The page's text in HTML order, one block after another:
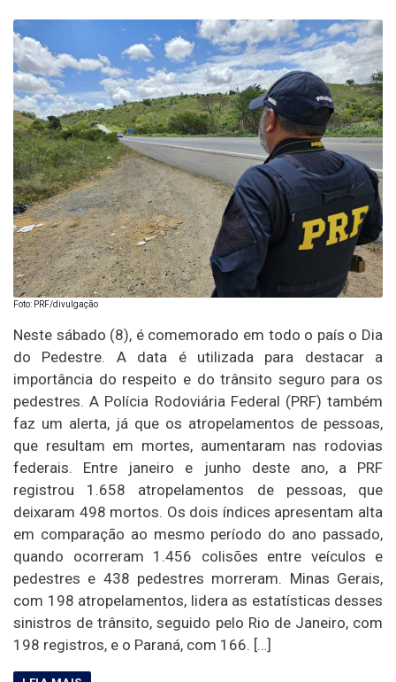
Foto: PRF/divulgação
Neste sábado (8), é comemorado em todo o país o Dia
do Pedestre. A data é utilizada para destacar a
importância do respeito e do trânsito seguro para os
pedestres. A Polícia Rodoviária Federal (PRF) também
faz um alerta, já que os atropelamentos de pessoas,
que resultam em mortes, aumentaram nas rodovias
federais. Entre janeiro e junho deste ano, a PRF
registrou 1.658 atropelamentos de pessoas, que
deixaram 498 mortos. Os dois índices apresentam alta
em comparação ao mesmo período do ano passado,
quando ocorreram 1.456 colisões entre veículos e
pedestres e 438 pedestres morreram. Minas Gerais,
com 198 atropelamentos, lidera as estatísticas desses
sinistros de trânsito, seguido pelo Rio de Janeiro, com
198 registros, e o Paraná, com 166. […]